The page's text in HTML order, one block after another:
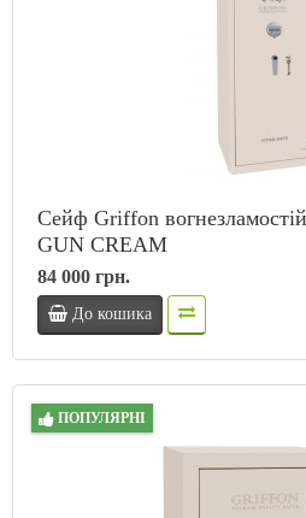
Сейф Griffon
GUN CREAM
84 000 грн.
До кошика
ПОПУЛЯРНІ